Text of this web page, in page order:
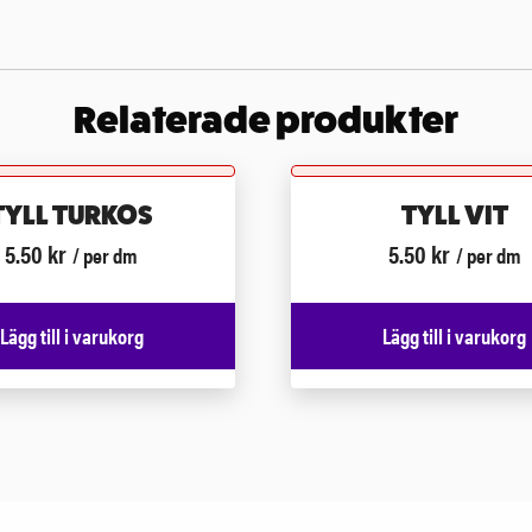
Relaterade produkter
TURKOS
5.50 kr / per dm
Lägg till i varukorg
TYLL VIT
5.50 kr / per dm
Lägg till i varukorg